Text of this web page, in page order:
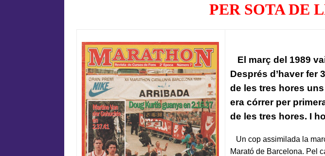
PER SOTA DE
El març del 1989
Després d’haver fer
de les tres hores
era córrer per
de les tres hores. I
Un cop assimilada la
Marató de Barcelona. Pel